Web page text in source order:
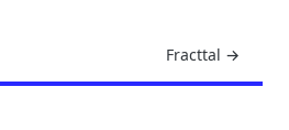
Fracttal →